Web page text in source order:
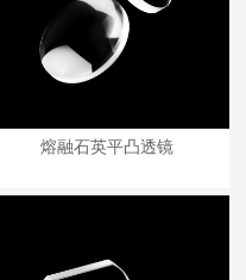
熔融石英平凸透镜